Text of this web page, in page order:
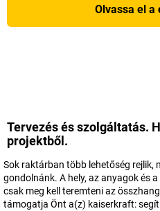
Olvassa el a
Tervezés és szolgáltatás.
projektből.
Sok raktárban több lehetőség rejlik,
gondolnánk. A hely, az anyagok és
csak meg kell teremteni az
támogatja Önt a(z) kaiserkraft: